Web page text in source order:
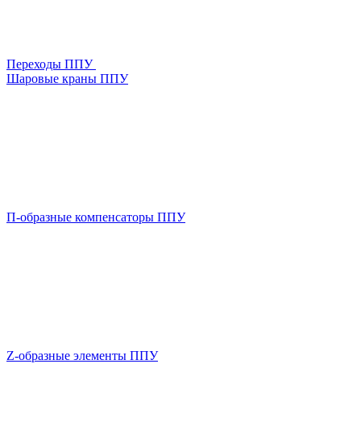
Переходы ППУ
Шаровые краны ППУ
П-образные компенсаторы ППУ
Z-образные элементы ППУ